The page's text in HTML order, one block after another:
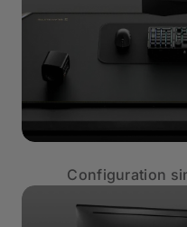
Configuration